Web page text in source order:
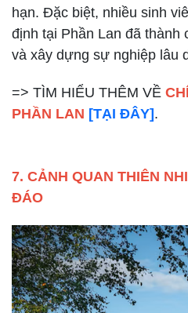
hạn. Đặc biệt, nhiều sinh
định tại Phần Lan đã thành
và xây dựng sự nghiệp lâu
=> TÌM HIỂU THÊM VỀ
PHẦN LAN [TẠI ĐÂY].
7. CẢNH QUAN THIÊN
ĐÁO